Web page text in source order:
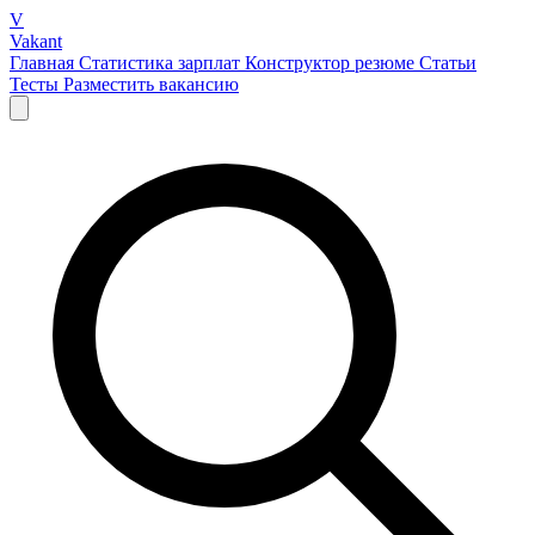
V
Vakant
Главная Статистика зарплат Конструктор резюме Статьи
Тесты Разместить вакансию